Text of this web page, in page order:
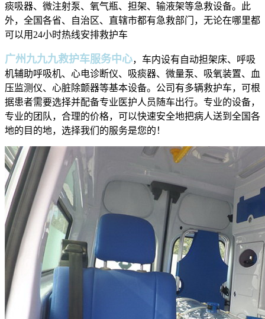
痰吸器、微注射泵、氧气瓶、担架、输液架等急救设备。此
外，全国各省、自治区、直辖市都有急救部门，无论在哪里都
可以用24小时热线安排救护车
广州九九九救护车服务中心，车内设有自动担架床、呼吸
机辅助呼吸机、心电诊断仪、吸痰器、微量泵、吸氧装置、血
压监测仪、心脏除颤器等基本设备。公司有多辆救护车，可根
据患者需要选择并配备专业医护人员随车出行。专业的设备，
专业的团队，合理的价格，可以快速安全地把病人送到全国各
地的目的地，选择我们的服务是您的！